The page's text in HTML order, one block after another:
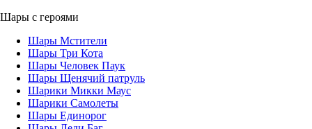
Шары с героями
Шары Мстители
Шары Три Кота
Шары Человек Паук
Шары Щенячий патруль
Шарики Микки Маус
Шарики Самолеты
Шары Единорог